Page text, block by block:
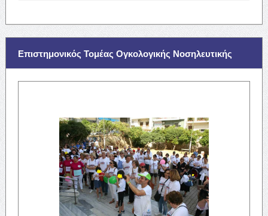
Επιστημονικός Τομέας Ογκολογικής Νοσηλευτικής